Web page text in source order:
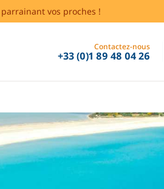
vos proches !
Contactez-nous
+33 (0)1 89 48 04 26